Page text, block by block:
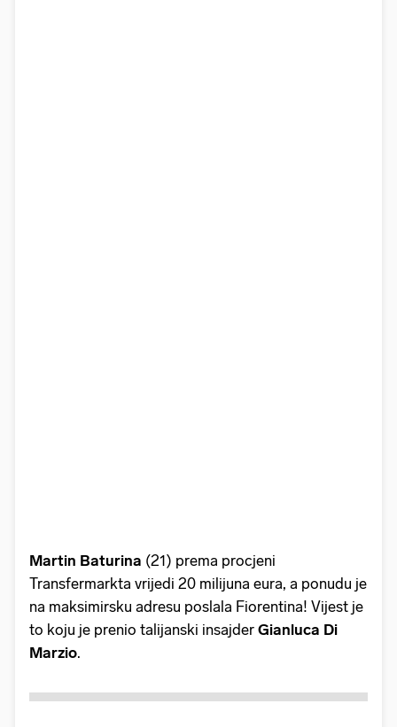
Martin Baturina (21) prema procjeni
Transfermarkta vrijedi 20 milijuna eura, a ponudu je
na maksimirsku adresu poslala Fiorentina! Vijest je
to koju je prenio talijanski insajder Gianluca Di
Marzio.